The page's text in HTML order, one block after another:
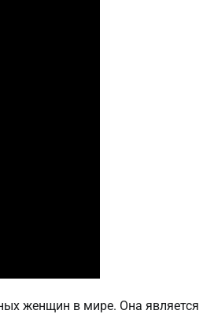
женщин в мире. Она является